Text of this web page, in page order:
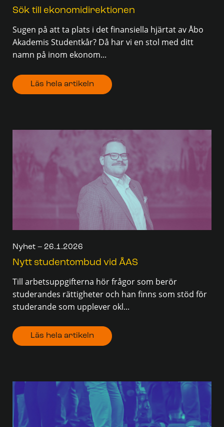
Sök till ekonomidirektionen
Sugen på att ta plats i det finansiella hjärtat av Åbo
Akademis Studentkår? Då har vi en stol med ditt
namn på inom ekonom...
Läs hela artikeln
Nyhet – 26.1.2026
Nytt studentombud vid ÅAS
Till arbetsuppgifterna hör frågor som berör
studerandes rättigheter och han finns som stöd för
studerande som upplever okl...
Läs hela artikeln